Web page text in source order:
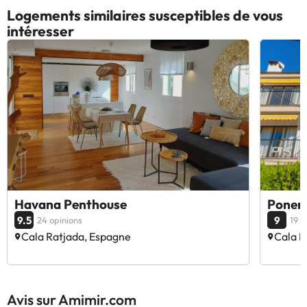
Logements similaires susceptibles de vous
intéresser
Havana Penthouse
9.5 24 opinions
Cala Ratjada, Espagne
9 19
Cala
Avis sur Amimir.com